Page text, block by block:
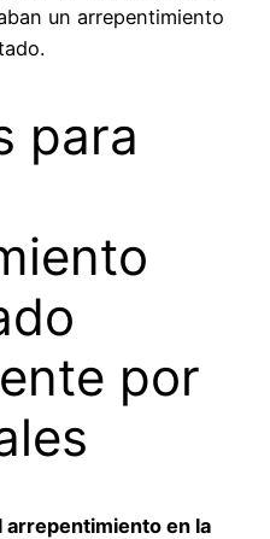
un arrepentimiento
para
por
arrepentimiento en la